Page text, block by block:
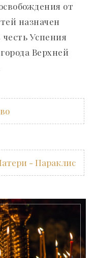
от
назначен
Успения
Верхней
- Параклис